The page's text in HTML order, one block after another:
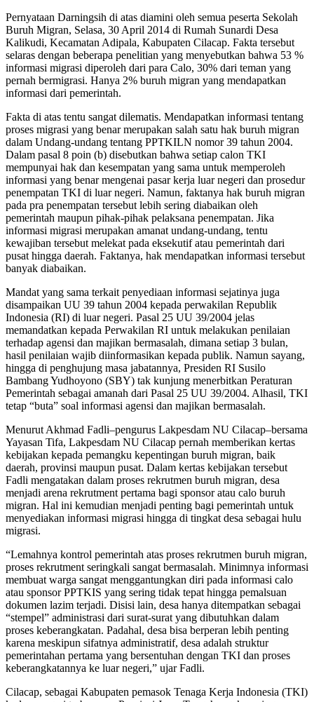
Pernyataan Darningsih di atas diamini oleh semua peserta Sekolah
Buruh Migran, Selasa, 30 April 2014 di Rumah Sunardi Desa
Kalikudi, Kecamatan Adipala, Kabupaten Cilacap. Fakta tersebut
selaras dengan beberapa penelitian yang menyebutkan bahwa 53 %
informasi migrasi diperoleh dari para Calo, 30% dari teman yang
pernah bermigrasi. Hanya 2% buruh migran yang mendapatkan
informasi dari pemerintah.
Fakta di atas tentu sangat dilematis. Mendapatkan informasi tentang
proses migrasi yang benar merupakan salah satu hak buruh migran
dalam Undang-undang tentang PPTKILN nomor 39 tahun 2004.
Dalam pasal 8 poin (b) disebutkan bahwa setiap calon TKI
mempunyai hak dan kesempatan yang sama untuk memperoleh
informasi yang benar mengenai pasar kerja luar negeri dan prosedur
penempatan TKI di luar negeri. Namun, faktanya hak buruh migran
pada pra penempatan tersebut lebih sering diabaikan oleh
pemerintah maupun pihak-pihak pelaksana penempatan. Jika
informasi migrasi merupakan amanat undang-undang, tentu
kewajiban tersebut melekat pada eksekutif atau pemerintah dari
pusat hingga daerah. Faktanya, hak mendapatkan informasi tersebut
banyak diabaikan.
Mandat yang sama terkait penyediaan informasi sejatinya juga
disampaikan UU 39 tahun 2004 kepada perwakilan Republik
Indonesia (RI) di luar negeri. Pasal 25 UU 39/2004 jelas
memandatkan kepada Perwakilan RI untuk melakukan penilaian
terhadap agensi dan majikan bermasalah, dimana setiap 3 bulan,
hasil penilaian wajib diinformasikan kepada publik. Namun sayang,
hingga di penghujung masa jabatannya, Presiden RI Susilo
Bambang Yudhoyono (SBY) tak kunjung menerbitkan Peraturan
Pemerintah sebagai amanah dari Pasal 25 UU 39/2004. Alhasil, TKI
tetap “buta” soal informasi agensi dan majikan bermasalah.
Menurut Akhmad Fadli–pengurus Lakpesdam NU Cilacap–bersama
Yayasan Tifa, Lakpesdam NU Cilacap pernah memberikan kertas
kebijakan kepada pemangku kepentingan buruh migran, baik
daerah, provinsi maupun pusat. Dalam kertas kebijakan tersebut
Fadli mengatakan dalam proses rekrutmen buruh migran, desa
menjadi arena rekrutment pertama bagi sponsor atau calo buruh
migran. Hal ini kemudian menjadi penting bagi pemerintah untuk
menyediakan informasi migrasi hingga di tingkat desa sebagai hulu
migrasi.
“Lemahnya kontrol pemerintah atas proses rekrutmen buruh migran,
proses rekrutment seringkali sangat bermasalah. Minimnya informasi
membuat warga sangat menggantungkan diri pada informasi calo
atau sponsor PPTKIS yang sering tidak tepat hingga pemalsuan
dokumen lazim terjadi. Disisi lain, desa hanya ditempatkan sebagai
“stempel” administrasi dari surat-surat yang dibutuhkan dalam
proses keberangkatan. Padahal, desa bisa berperan lebih penting
karena meskipun sifatnya administratif, desa adalah struktur
pemerintahan pertama yang bersentuhan dengan TKI dan proses
keberangkatannya ke luar negeri,” ujar Fadli.
Cilacap, sebagai Kabupaten pemasok Tenaga Kerja Indonesia (TKI)